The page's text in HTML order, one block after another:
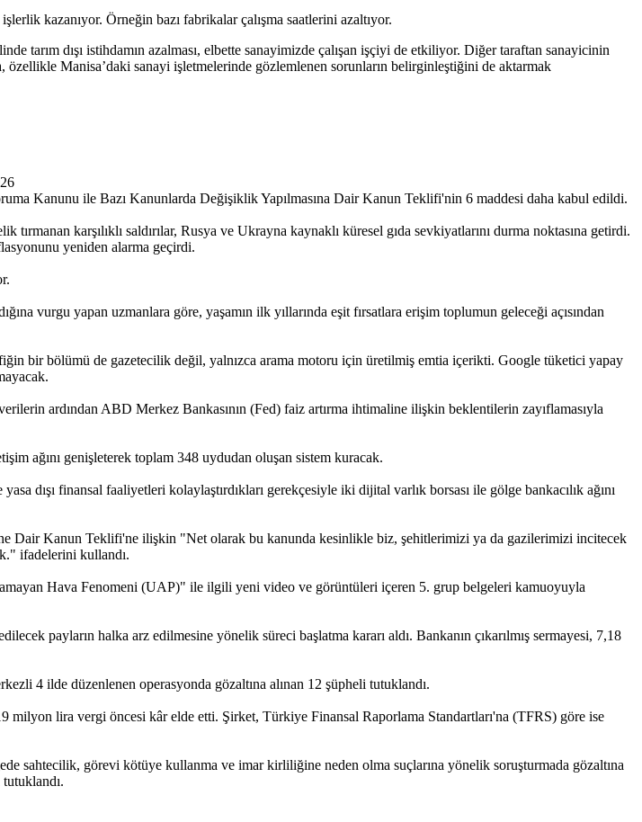
kazanıyor. Örneğin bazı fabrikalar çalışma saatlerini azaltıyor.
tarım dışı istihdamın azalması, elbette sanayimizde çalışan işçiyi de etkiliyor. Diğer taraftan sanayicinin
Manisa’daki sanayi işletmelerinde gözlemlenen sorunların belirginleştiğini de aktarmak
Kanunu ile Bazı Kanunlarda Değişiklik Yapılmasına Dair Kanun Teklifi'nin 6 maddesi daha kabul edildi.
karşılıklı saldırılar, Rusya ve Ukrayna kaynaklı küresel gıda sevkiyatlarını durma noktasına getirdi.
yeniden alarma geçirdi.
vurgu yapan uzmanlara göre, yaşamın ilk yıllarında eşit fırsatlara erişim toplumun geleceği açısından
bir bölümü de gazetecilik değil, yalnızca arama motoru için üretilmiş emtia içerikti. Google tüketici yapay
ardından ABD Merkez Bankasının (Fed) faiz artırma ihtimaline ilişkin beklentilerin zayıflamasıyla
ağını genişleterek toplam 348 uydudan oluşan sistem kuracak.
dışı finansal faaliyetleri kolaylaştırdıkları gerekçesiyle iki dijital varlık borsası ile gölge bankacılık ağını
Dair Kanun Teklifi'ne ilişkin "Net olarak bu kanunda kesinlikle biz, şehitlerimizi ya da gazilerimizi incitecek
ifadelerini kullandı.
Hava Fenomeni (UAP)" ile ilgili yeni video ve görüntüleri içeren 5. grup belgeleri kamuoyuyla
payların halka arz edilmesine yönelik süreci başlatma kararı aldı. Bankanın çıkarılmış sermayesi, 7,18
4 ilde düzenlenen operasyonda gözaltına alınan 12 şüpheli tutuklandı.
milyon lira vergi öncesi kâr elde etti. Şirket, Türkiye Finansal Raporlama Standartları'na (TFRS) göre ise
sahtecilik, görevi kötüye kullanma ve imar kirliliğine neden olma suçlarına yönelik soruşturmada gözaltına